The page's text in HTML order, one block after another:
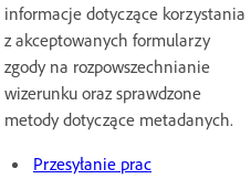
informacje dotyczące korzystania
z akceptowanych formularzy
zgody na rozpowszechnianie
wizerunku oraz sprawdzone
metody dotyczące metadanych.
Przesyłanie prac